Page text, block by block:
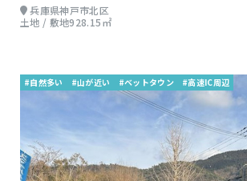
兵庫県神戸市北区
土地 / 敷地928.15㎡
#自然多い #山が近い #ベットタウン #高速IC周辺